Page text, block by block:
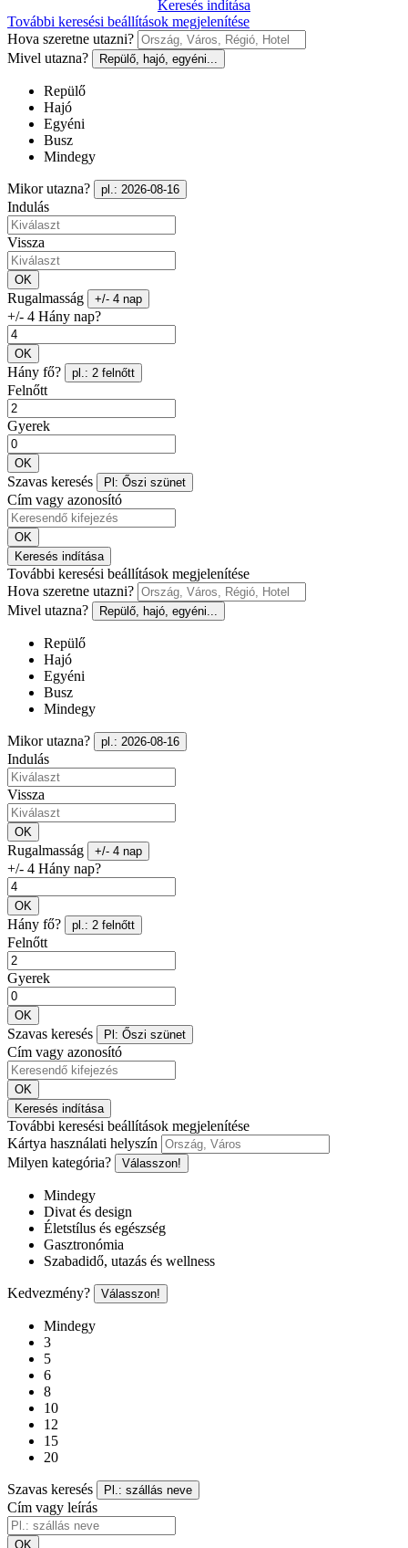
Keresés indítása
További keresési beállítások megjelenítése
Hova szeretne utazni?
Mivel utazna?
Repülő, hajó, egyéni...
Repülő
Hajó
Egyéni
Busz
Mindegy
Mikor utazna? pl.: 2026-08-16
Indulás
Vissza
OK
Rugalmasság +/- 4 nap
+/- 4 Hány nap?
OK
Hány fő? pl.: 2 felnőtt
Felnőtt
Gyerek
OK
Szavas keresés Pl: Őszi szünet
Cím vagy azonosító
OK
Keresés indítása
További keresési beállítások megjelenítése
Hova szeretne utazni?
Mivel utazna?
Repülő, hajó, egyéni...
Repülő
Hajó
Egyéni
Busz
Mindegy
Mikor utazna? pl.: 2026-08-16
Indulás
Vissza
OK
Rugalmasság +/- 4 nap
+/- 4 Hány nap?
OK
Hány fő? pl.: 2 felnőtt
Felnőtt
Gyerek
OK
Szavas keresés Pl: Őszi szünet
Cím vagy azonosító
OK
Keresés indítása
További keresési beállítások megjelenítése
Kártya használati helyszín
Milyen kategória?
Válasszon!
Mindegy
Divat és design
Életstílus és egészség
Gasztronómia
Szabadidő, utazás és wellness
Kedvezmény? Válasszon!
Mindegy
3
5
6
8
10
12
15
20
Szavas keresés Pl.: szállás neve
Cím vagy leírás
OK